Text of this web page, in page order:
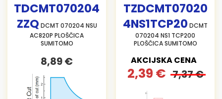
TDCMT070204
ZZQ DCMT 070204 NSU
AC820P PLOŠČICA
SUMITOMO
8,89 €
TZDCMT07020
4NS1TCP20 DCMT
070204 NS1 TCP200
PLOŠČICA SUMITOMO
AKCIJSKA CENA
2,39 € 7,37 €